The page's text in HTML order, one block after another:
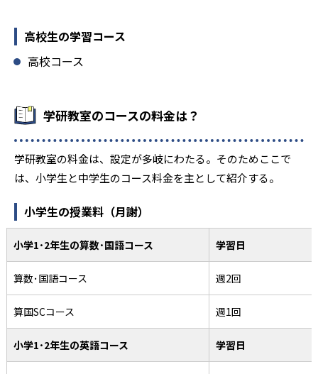
高校生の学習コース
高校コース
学研教室のコースの料金は？
学研教室の料金は、設定が多岐にわたる。そのためここで
は、小学生と中学生のコース料金を主として紹介する。
小学生の授業料（月謝）
小学1･2年生の算数･国語コース 学習日
算数･国語コース 週2回
算国SCコース 週1回
小学1･2年生の英語コース 学習日